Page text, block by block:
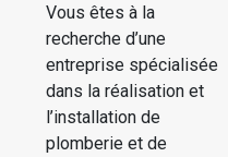
Vous êtes à la
recherche d’une
entreprise spécialisée
dans la réalisation et
l’installation de
plomberie et de